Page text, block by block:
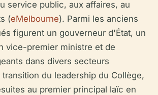
service public, aux affaires, au
(eMelbourne). Parmi les anciens
figurent un gouverneur d'État, un
vice-premier ministre et de
dans divers secteurs
transition du leadership du Collège,
au premier principal laïc en